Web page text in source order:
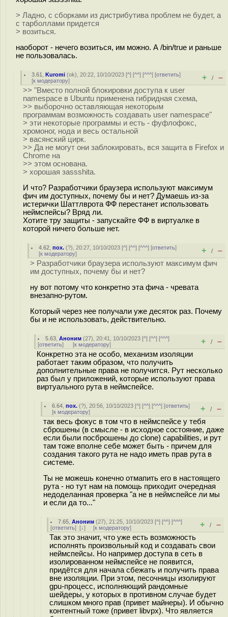
> Ладно, с сборками из дистрибутива проблем не будет, а
с тарболлами придется
> возиться.
наоборот - нечего возиться, им можно. А /bin/true и раньше
не пользовалась.
3.61 ,Kuromi (ok), 20:22, 10/10/2023 [^] [^^] [^^^] [ответить]
[к модератору] + / –
>> "Вместо полной блокировки доступа к user
namespace в Ubuntu применена гибридная схема,
>> выборочно оставляющая некоторым
программам возможность создавать user namespace"
> эти некоторые программы и есть - фуфлофокс,
хромоног, нода и весь остальной
> васянский цирк.
>> Да не могут они заблокировать, вся защита в Firefox и
Chrome на
>> этом основана.
> хорошая заssshitа.
И что? Разработчики браузера используют максимум
фич им доступных, почему бы и нет? Думаешь из-за
истерички Шаттлврота ФФ перестанет использовать
неймспейсы? Вряд ли.
Хотите тру защиты - запускайте ФФ в виртуалке в
которой ничего больше нет.
4.62 ,пох. (?), 20:27, 10/10/2023 [^] [^^] [^^^] [ответить]
[к модератору] + / –
> Разработчики браузера используют максимум фич
им доступных, почему бы и нет?
ну вот потому что конкретно эта фича - чревата
внезапно-рутом.
Который через нее получали уже десяток раз. Почему
бы и не использовать, действительно.
5.63 ,Аноним (27), 20:41, 10/10/2023 [^] [^^] [^^^]
[ответить] [к модератору] + / –
Конкретно эта не особо, механизм изоляции
работает таким образом, что получить
дополнительные права не получится. Рут несколько
раз был у приложений, которые используют права
виртуального рута в неймспейсе.
6.64 ,пох. (?), 20:56, 10/10/2023 [^] [^^] [^^^] [ответить]
[к модератору] + / –
так весь фокус в том что в неймспейсе у тебя
сброшены (в смысле - в исходное состояние, даже
если были посброшены до clone) capabilities, и рут
там тоже вполне себе может быть - причем для
создания такого рута не надо иметь прав рута в
системе.
Ты не можешь конечно отмапить его в настоящего
рута - но тут нам на помощь приходит очередная
недоделанная проверка "а не в неймспейсе ли мы
и если да то..."
7.65 ,Аноним (27), 21:25, 10/10/2023 [^] [^^] [^^^]
[ответить] [↓] [к модератору] + / –
Так это значит, что уже есть возможность
исполнять произвольный код и создавать свои
неймспейсы. Но например доступа в сеть в
изолированном неймспейсе не появится,
придётся для начала сбежать и получить права
вне изоляции. При этом, песочницы изолируют
gpu-процесс, исполняющий рандомные
шейдеры, у которых в противном случае будет
слишком много прав (привет майнеры). И обычно
контентный тоже (привет libvpx). Что является